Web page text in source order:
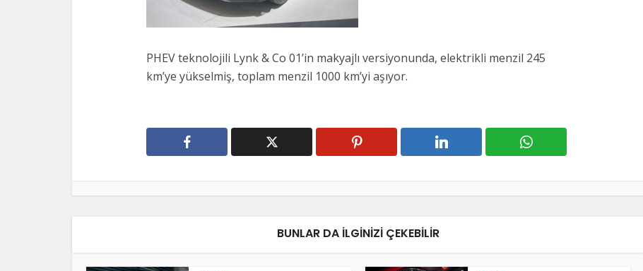
PHEV teknolojili Lynk & Co 01’in makyajlı versiyonunda, elektrikli menzil 245
km’ye yükselmiş, toplam menzil 1000 km’yi aşıyor.
BUNLAR DA ILGINIZI ÇEKEBILIR